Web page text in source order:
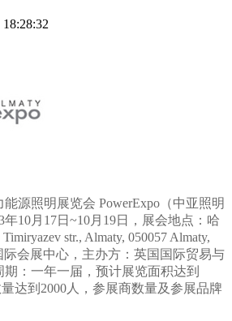
源照明展览会 PowerExpo（中亚照明
10月17日~10月19日，展会地点：哈
str., Almaty, 050057 Almaty,
际会展中心，主办方：英国国际贸易与
：一年一届，预计展览面积达到
达到2000人，参展商数量及参展品牌